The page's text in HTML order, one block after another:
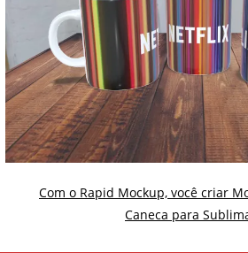
Com o Rapid Mockup, você criar
Caneca para